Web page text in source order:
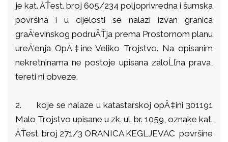
je kat. ÄŤest. broj 605/234 poljoprivredna i šumska
površina i u cijelosti se nalazi izvan granica
graÄ‘evinskog podruÄŤja prema Prostornom planu
ureÄ‘enja OpÄ‡ine Veliko Trojstvo. Na opisanim
nekretninama ne postoje upisana zaloĹľna prava,
tereti ni obveze.
2. koje se nalaze u katastarskoj opÄ‡ini 301191
Malo Trojstvo upisane u zk. ul. br. 1059, oznake kat.
ÄŤest. broj 271/3 ORANICA KEGLJEVAC površine